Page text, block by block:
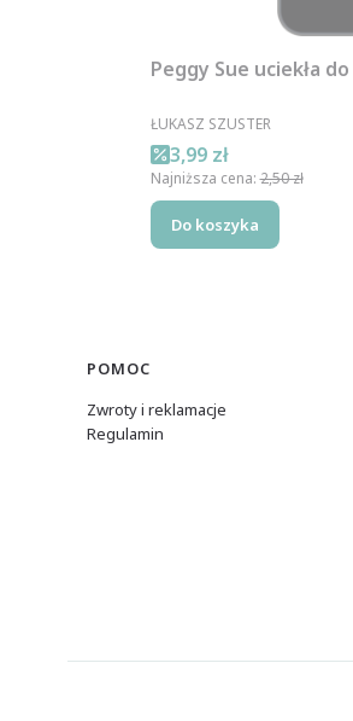
Peggy Sue uciekła
PRODUCENT
ŁUKASZ SZUSTER
Cena promocyjna
3,99 zł
Najniższa cena: 2,50 zł
Do koszyka
Linki w stopce
POMOC
Zwroty i reklamacje
Regulamin